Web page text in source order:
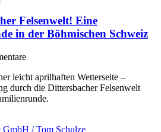
Felsenwelt! Eine
in der Böhmischen Schweiz
leicht aprilhaften Wetterseite –
durch die Dittersbacher Felsenwelt